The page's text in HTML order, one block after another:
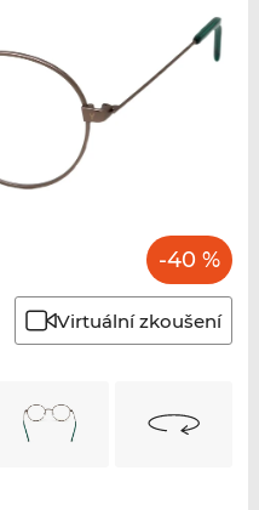
-40 %
Virtuální zkoušení